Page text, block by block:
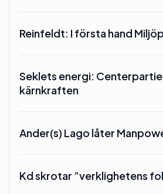
Reinfeldt: I första hand
Seklets energi:
kärnkraften
Ander(s) Lago låter
Kd skrotar ”verklighetens